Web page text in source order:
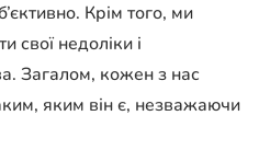
Крім того, ми
свої недоліки і
Загалом, кожен з нас
яким він є, незважаючи